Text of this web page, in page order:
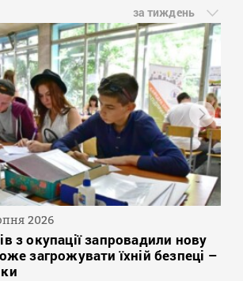
за тиждень
2026
з окупації запровадили нову
загрожувати їхній безпеці –